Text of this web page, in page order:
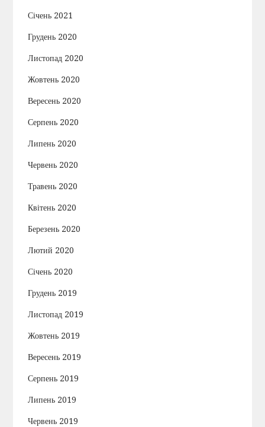
Січень 2021
Грудень 2020
Листопад 2020
Жовтень 2020
Вересень 2020
Серпень 2020
Липень 2020
Червень 2020
Травень 2020
Квітень 2020
Березень 2020
Лютий 2020
Січень 2020
Грудень 2019
Листопад 2019
Жовтень 2019
Вересень 2019
Серпень 2019
Липень 2019
Червень 2019